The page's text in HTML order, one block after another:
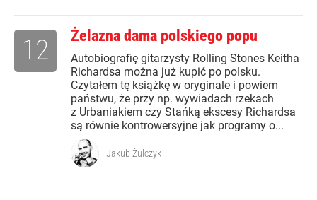
Żelazna dama polskiego popu
Autobiografię gitarzysty Rolling Stones Keitha
Richardsa można już kupić po polsku.
Czytałem tę książkę w oryginale i powiem
państwu, że przy np. wywiadach rzekach
z Urbaniakiem czy Stańką ekscesy Richardsa
są równie kontrowersyjne jak programy o...
12
Jakub Żulczyk